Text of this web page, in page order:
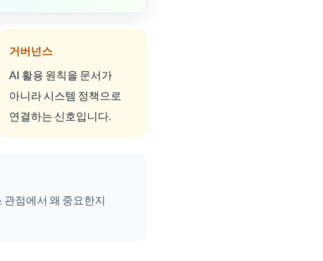
거버넌스
AI 활용 원칙을 문서가
아니라 시스템 정책으로
연결하는 신호입니다.
관점에서 왜 중요한지